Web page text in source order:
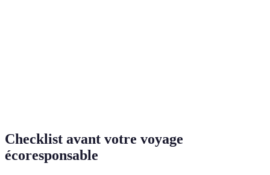
Checklist avant votre voyage
écoresponsable